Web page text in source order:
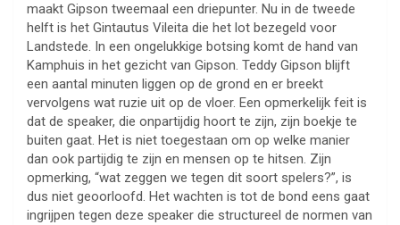
maakt Gipson tweemaal een driepunter. Nu in de tweede
helft is het Gintautus Vileita die het lot bezegeld voor
Landstede. In een ongelukkige botsing komt de hand van
Kamphuis in het gezicht van Gipson. Teddy Gipson blijft
een aantal minuten liggen op de grond en er breekt
vervolgens wat ruzie uit op de vloer. Een opmerkelijk feit is
dat de speaker, die onpartijdig hoort te zijn, zijn boekje te
buiten gaat. Het is niet toegestaan om op welke manier
dan ook partijdig te zijn en mensen op te hitsen. Zijn
opmerking, “wat zeggen we tegen dit soort spelers?”, is
dus niet geoorloofd. Het wachten is tot de bond eens gaat
ingrijpen tegen deze speaker die structureel de normen van